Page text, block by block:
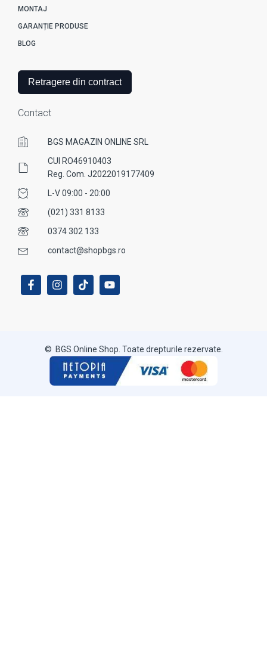
MONTAJ
GARANȚIE PRODUSE
BLOG
Retragere din contract
Contact
BGS MAGAZIN ONLINE SRL
CUI RO46910403
Reg. Com. J2022019177409
L-V 09:00 - 20:00
(021) 331 8133
0374 302 133
contact@shopbgs.ro
© BGS Online Shop. Toate drepturile rezervate.